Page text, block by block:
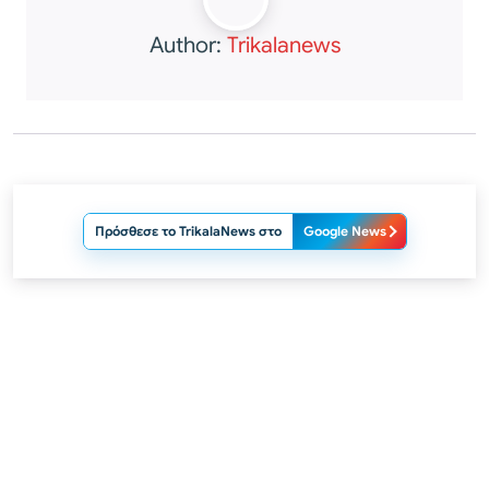
Author: Trikalanews
Πρόσθεσε το TrikalaNews στο Google News